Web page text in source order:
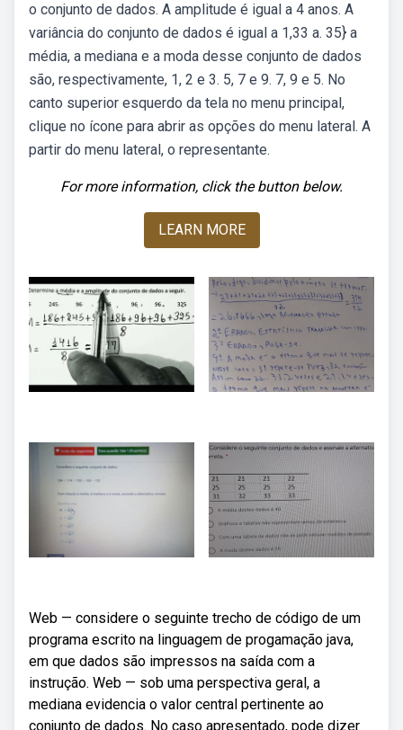
o conjunto de dados. A amplitude é igual a 4 anos. A
variância do conjunto de dados é igual a 1,33 a. 35} a
média, a mediana e a moda desse conjunto de dados
são, respectivamente, 1, 2 e 3. 5, 7 e 9. 7, 9 e 5. No
canto superior esquerdo da tela no menu principal,
clique no ícone para abrir as opções do menu lateral. A
partir do menu lateral, o representante.
For more information, click the button below.
LEARN MORE
Web — considere o seguinte trecho de código de um
programa escrito na linguagem de progamação java,
em que dados são impressos na saída com a
instrução. Web — sob uma perspectiva geral, a
mediana evidencia o valor central pertinente ao
conjunto de dados. No caso apresentado, pode dizer